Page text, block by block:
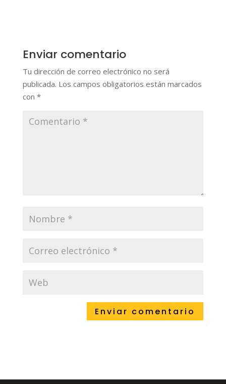
Enviar comentario
Tu dirección de correo electrónico no será
publicada. Los campos obligatorios están marcados
con *